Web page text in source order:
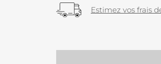
Estimez vos frais